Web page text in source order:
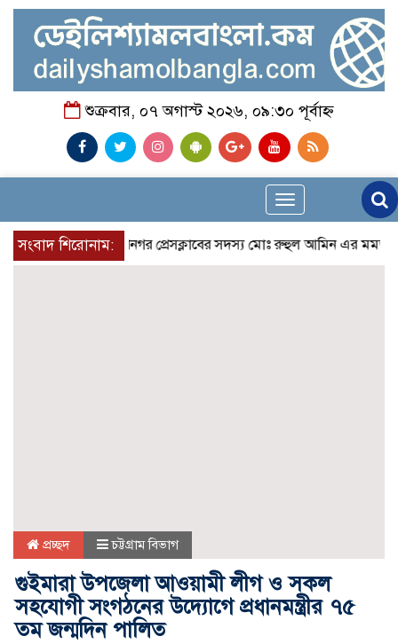
শুক্রবার, ০৭ অগাস্ট ২০২৬, ০৯:৩০ পূর্বাহ্ন
Toggle
navigation
সংবাদ শিরোনাম:রুপনগর প্রেসক্লাবের সদস্য মোঃ রুহুল আমিন এর মমতাময়ী
প্রচ্ছদ চট্টগ্রাম বিভাগ
গুইমারা উপজেলা আওয়ামী লীগ ও সকল
সহযোগী সংগঠনের উদ্যোগে প্রধানমন্ত্রীর ৭৫
তম জন্মদিন পালিত